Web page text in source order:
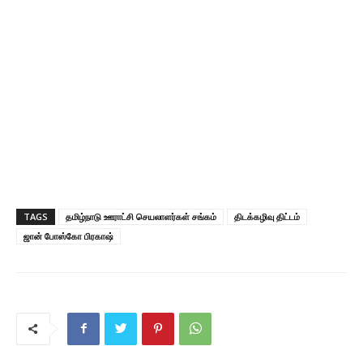
TAGS தமிழ்நாடு ஊராட்சி செயலாளர்கள் சங்கம்
திடக்கழிவு திட்டம்
ஜான் போஸ்கோ பிரகாஷ்